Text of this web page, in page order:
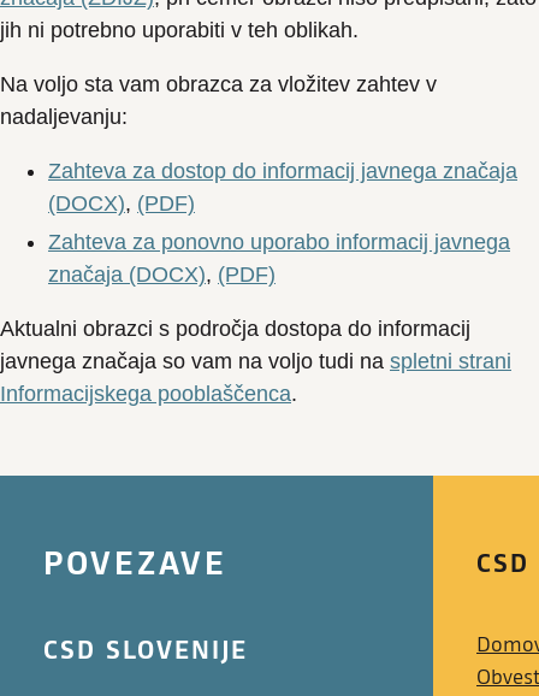
jih ni potrebno uporabiti v teh oblikah.
Na voljo sta vam obrazca za vložitev zahtev v
nadaljevanju:
Zahteva za dostop do informacij javnega značaja
(DOCX), (PDF)
Zahteva za ponovno uporabo informacij javnega
značaja (DOCX), (PDF)
Aktualni obrazci s področja dostopa do informacij
javnega značaja so vam na voljo tudi na spletni strani
Informacijskega pooblaščenca.
POVEZAVE
CSD SLOVENIJE